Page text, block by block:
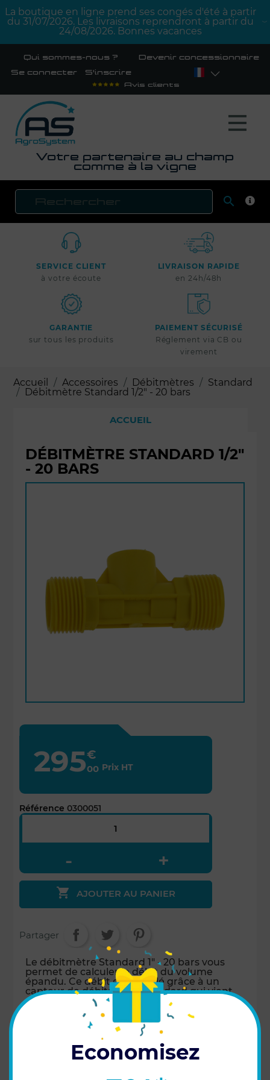
La boutique en ligne prend ses congés d'été à partir
du 31/07/2026. Les livraisons reprendront à partir du
24/08/2026. Bonnes vacances
Qui sommes-nous ? Devenir concessionnaire
Se connecter
S'inscrire
Avis clients
Votre partenaire au champ
comme à la vigne

SERVICE CLIENT
à votre écoute
LIVRAISON RAPIDE
en 24h/48h
GARANTIE
sur tous les produits
PAIEMENT SÉCURISÉ
Réglement via CB ou
virement
Accueil Accessoires Débitmètres
Standard
Débitmètre Standard 1/2" - 20 bars
ACCUEIL
DÉBITMÈTRE STANDARD 1/2"
- 20 BARS
295€
00 Prix HT
Référence 0300051
 AJOUTER AU PANIER
Partager
Le débitmètre Standard 1" - 20 bars vous
permet de calculer le débit du volume
épandu. Ce débit est calculé grâce à un
capteur de débitmètre Standard qui vient
se visser directement sur le débitmètre.
Pour un kit complet, il est nécessaire de
s'équiper d'un débitmètre et d'un capteur
de débitmètre, d'écrous, de joints et de
Economisez